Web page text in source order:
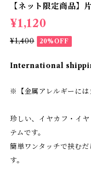
【ネット限定商品】
¥1,120
¥1,400 20%OFF
International
※【金属アレルギーには
珍しい、イヤカフ・イ
テムです。
簡単ワンタッチで挟む
す。